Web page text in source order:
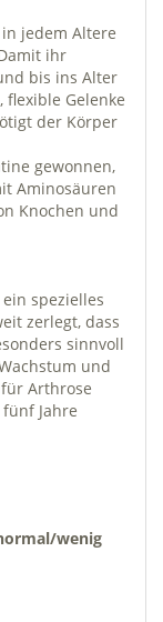
jedem Altere
ihr
bis ins Alter
Gelenke
der Körper
gewonnen,
Aminosäuren
Knochen und
spezielles
zerlegt, dass
sinnvoll
und
Arthrose
Jahre
wenig